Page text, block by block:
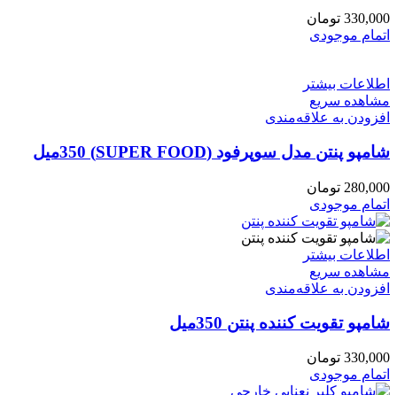
330,000 تومان
اتمام موجودی
اطلاعات بیشتر
مشاهده سریع
افزودن به علاقه‌مندی
شامپو پنتن مدل سوپرفود (SUPER FOOD) 350میل
280,000 تومان
اتمام موجودی
اطلاعات بیشتر
مشاهده سریع
افزودن به علاقه‌مندی
شامپو تقویت کننده پنتن 350میل
330,000 تومان
اتمام موجودی